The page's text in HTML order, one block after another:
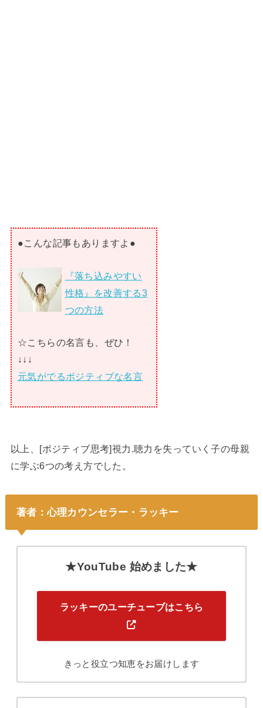
●こんな記事もありますよ●
『落ち込みやすい
性格』を改善する3
つの方法
☆こちらの名言も、ぜひ！
↓↓↓
元気がでるポジティブな名言
以上、[ポジティブ思考]視力.聴力を失っていく子の母親
に学ぶ6つの考え方でした。
著者：心理カウンセラー・ラッキー
★YouTube 始めました★
ラッキーのユーチューブはこちら
きっと役立つ知恵をお届けします